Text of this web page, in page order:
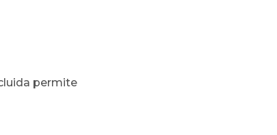
permite